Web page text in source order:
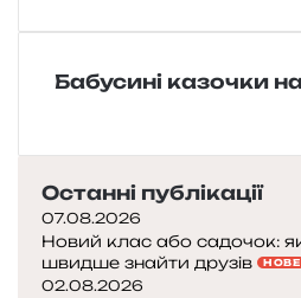
е
к
і
в
«
М
Бабусині казочки
Останні публікації
07.08.2026
Новий клас або садочок:
швидше знайти друзів
НОВЕ
02.08.2026